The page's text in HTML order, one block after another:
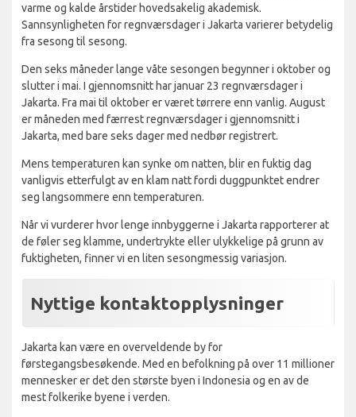
varme og kalde årstider hovedsakelig akademisk.
Sannsynligheten for regnværsdager i Jakarta varierer betydelig
fra sesong til sesong.
Den seks måneder lange våte sesongen begynner i oktober og
slutter i mai. I gjennomsnitt har januar 23 regnværsdager i
Jakarta. Fra mai til oktober er været tørrere enn vanlig. August
er måneden med færrest regnværsdager i gjennomsnitt i
Jakarta, med bare seks dager med nedbør registrert.
Mens temperaturen kan synke om natten, blir en fuktig dag
vanligvis etterfulgt av en klam natt fordi duggpunktet endrer
seg langsommere enn temperaturen.
Når vi vurderer hvor lenge innbyggerne i Jakarta rapporterer at
de føler seg klamme, undertrykte eller ulykkelige på grunn av
fuktigheten, finner vi en liten sesongmessig variasjon.
Nyttige kontaktopplysninger
Jakarta kan være en overveldende by for
førstegangsbesøkende. Med en befolkning på over 11 millioner
mennesker er det den største byen i Indonesia og en av de
mest folkerike byene i verden.